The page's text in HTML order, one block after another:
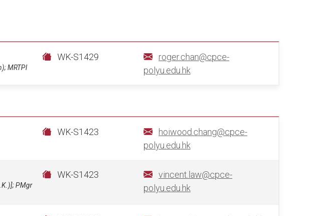
MRTPI
WK-S1429
roger.chan@cpce-
polyu.edu.hk
WK-S1423
hoiwood.chang@cpce-
polyu.edu.hk
PMgr
WK-S1423
vincent.law@cpce-
polyu.edu.hk